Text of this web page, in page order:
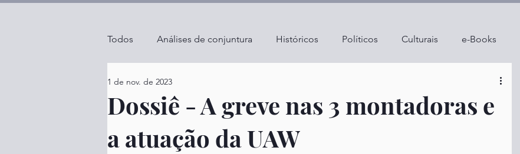
Todos Análises de conjuntura Históricos Políticos Culturais e-Books
Dossiê - A greve nas 3 montadoras e
a atuação da UAW
1 de nov. de 2023